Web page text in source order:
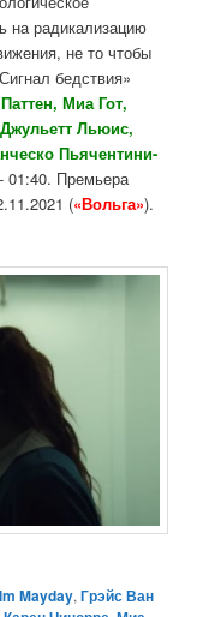
на радикализацию
не то чтобы
бедствия»
Миа Гот,
Льюис,
Пьячентини-
01:40. Премьера
(«Вольга»).
Mayday,Грэйс Ван